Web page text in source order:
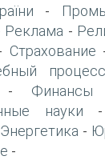
-
Реклама -
Страхование
процесс
Финансы
науки
Энергетика -
-